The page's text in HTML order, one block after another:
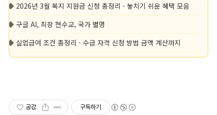
◆ 2026년 3월 복지 지원금 신청 총정리 - 놓치기 쉬운 혜택 모음
◆ 구글 AI, 최장 현수교, 국가 별명
◆ 실업급여 조건 총정리 - 수급 자격 신청 방법 금액 계산까지
공감 구독하기